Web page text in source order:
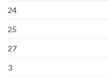
24
25
27
3